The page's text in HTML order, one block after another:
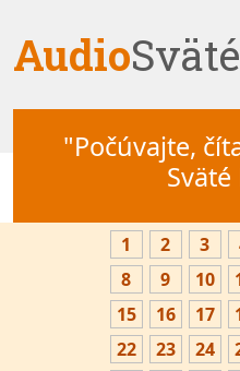
AudioSväté
"Počúvajte,
1 2 3
8
9 10
15
16 17
22
23 24